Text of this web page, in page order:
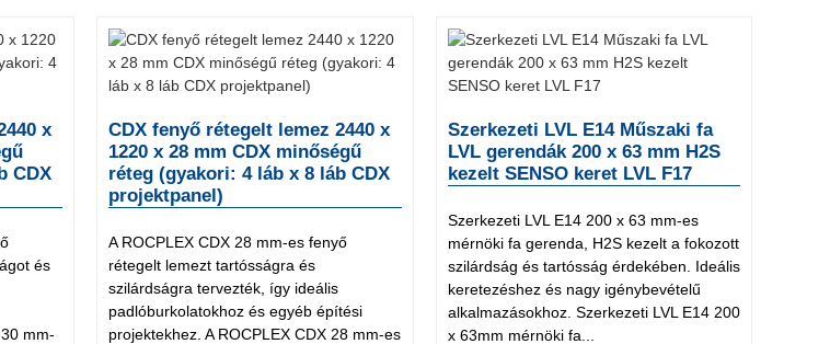
x
CDX
és
mm-
CDX fenyő rétegelt lemez 2440 x
1220 x 28 mm CDX minőségű
réteg (gyakori: 4 láb x 8 láb CDX
projektpanel)
A ROCPLEX CDX 28 mm-es fenyő
rétegelt lemezt tartósságra és
szilárdságra tervezték, így ideális
padlóburkolatokhoz és egyéb építési
projektekhez. A ROCPLEX CDX 28 mm-es
Szerkezeti LVL E14 Műszaki fa
LVL gerendák 200 x 63 mm H2S
kezelt SENSO keret LVL F17
Szerkezeti LVL E14 200 x 63 mm-es
mérnöki fa gerenda, H2S kezelt a fokozott
szilárdság és tartósság érdekében. Ideális
keretezéshez és nagy igénybevételű
alkalmazásokhoz. Szerkezeti LVL E14 200
x 63mm mérnöki fa...